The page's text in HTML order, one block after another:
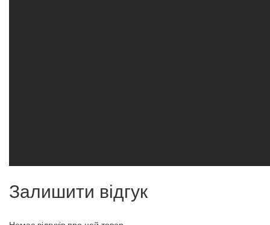
Залишити відгук